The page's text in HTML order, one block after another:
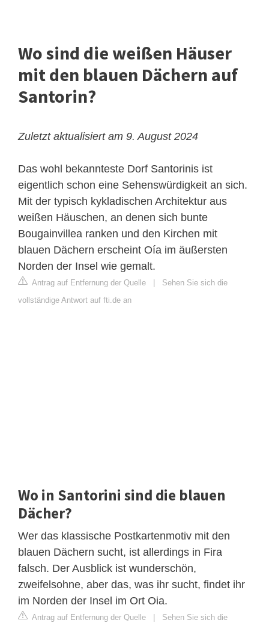
Wo sind die weißen Häuser
mit den blauen Dächern auf
Santorin?
Zuletzt aktualisiert am 9. August 2024
Das wohl bekannteste Dorf Santorinis ist
eigentlich schon eine Sehenswürdigkeit an sich.
Mit der typisch kykladischen Architektur aus
weißen Häuschen, an denen sich bunte
Bougainvillea ranken und den Kirchen mit
blauen Dächern erscheint Oía im äußersten
Norden der Insel wie gemalt.
Antrag auf Entfernung der Quelle
Sehen Sie sich die
vollständige Antwort auf fti.de an
Wo in Santorini sind die blauen
Dächer?
Wer das klassische Postkartenmotiv mit den
blauen Dächern sucht, ist allerdings in Fira
falsch. Der Ausblick ist wunderschön,
zweifelsohne, aber das, was ihr sucht, findet ihr
im Norden der Insel im Ort Oia.
Antrag auf Entfernung der Quelle
Sehen Sie sich die